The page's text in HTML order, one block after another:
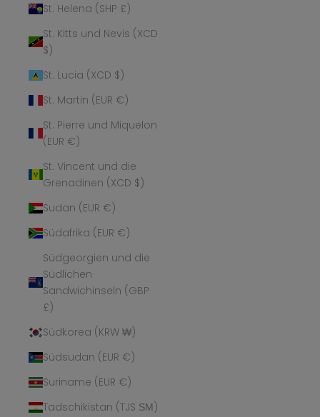
St. Helena (SHP £)
St. Kitts und Nevis (XCD
$)
St. Lucia (XCD $)
St. Martin (EUR €)
St. Pierre und Miquelon
(EUR €)
St. Vincent und die
Grenadinen (XCD $)
Sudan (EUR €)
Südafrika (EUR €)
Südgeorgien und die
Südlichen
Sandwichinseln (GBP
£)
Südkorea (KRW ₩)
Südsudan (EUR €)
Suriname (EUR €)
Tadschikistan (TJS ЅМ)